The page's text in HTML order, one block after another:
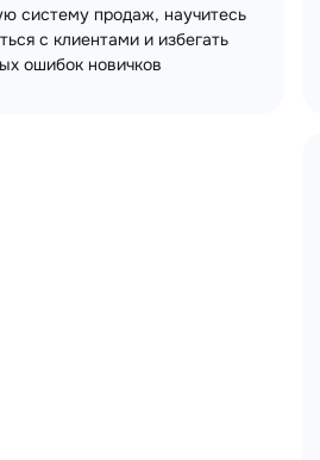
систему продаж, научитесь
с клиентами и избегать
ошибок новичков